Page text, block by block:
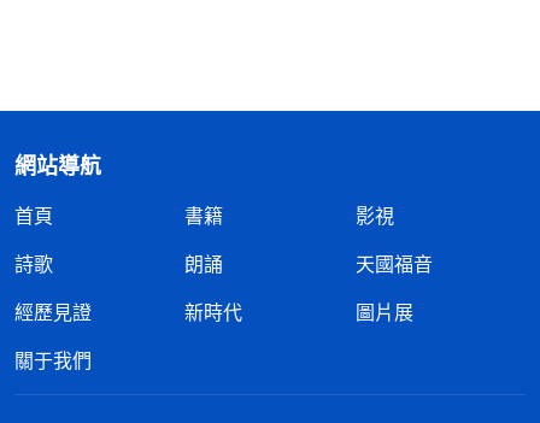
網站導航
首頁 書籍
影視
詩歌
朗誦
天國福音
經歷見證
新時代
圖片展
關于我們